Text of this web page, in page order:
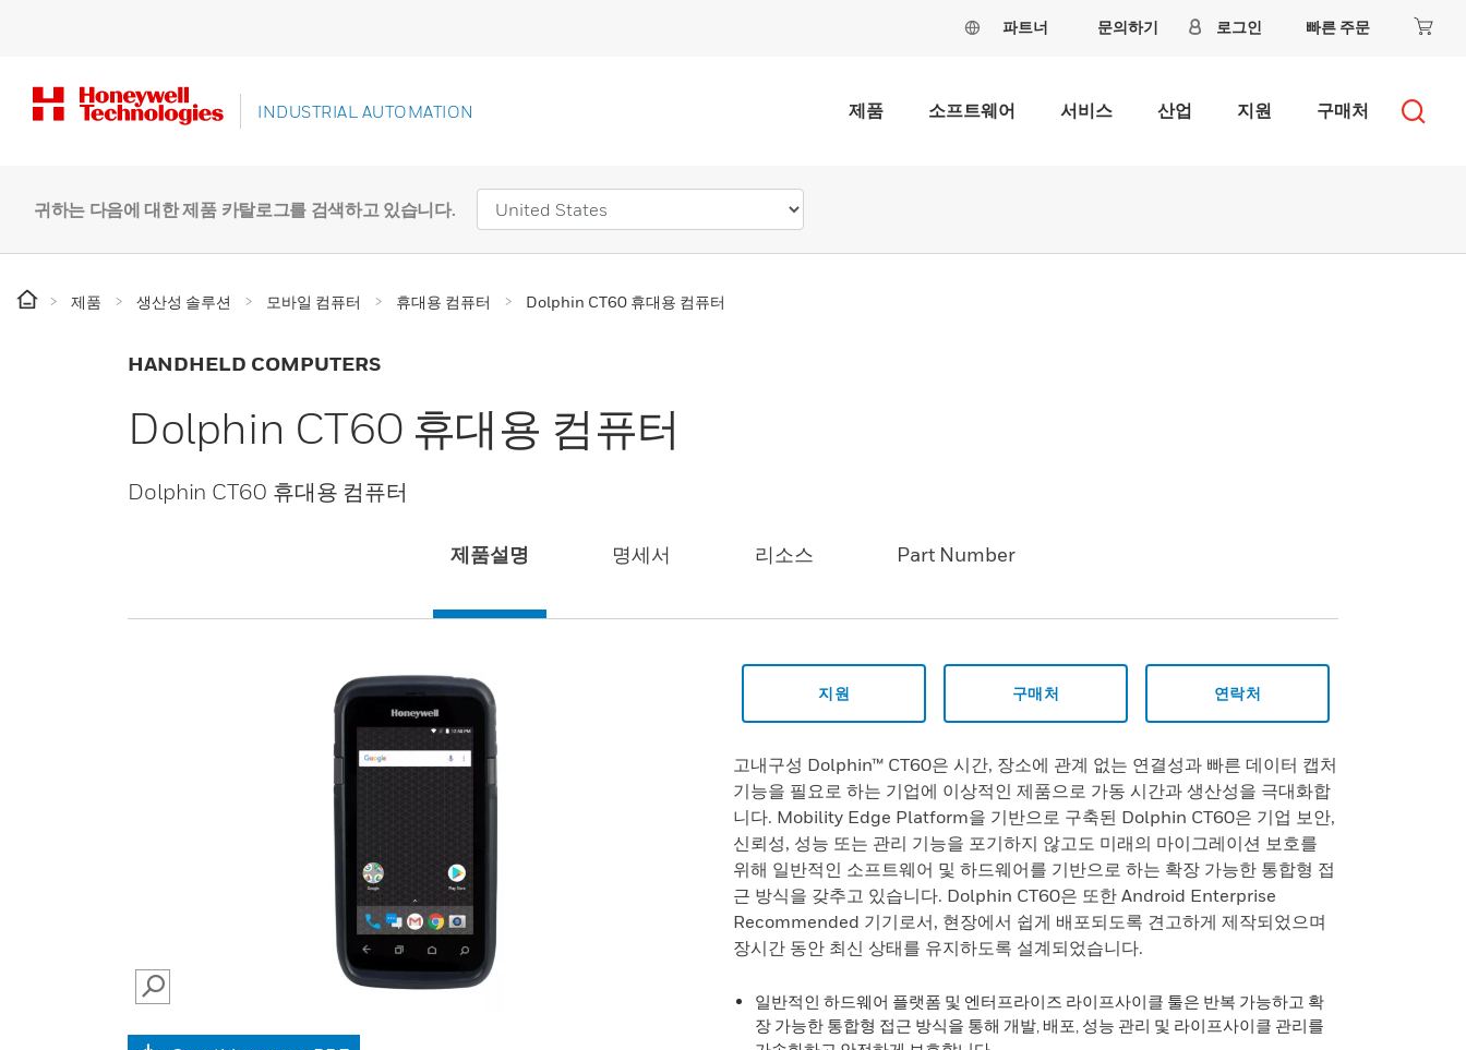
파트너 문의하기 로그인 빠른 주문
INDUSTRIAL AUTOMATION 제품 소프트웨어 서비스 산업 지원 구매처
귀하는 다음에 대한 제품 카탈로그를 검색하고 있습니다.
제품 생산성 솔루션 모바일 컴퓨터 휴대용 컴퓨터 Dolphin CT60 휴대용 컴퓨터
HANDHELD COMPUTERS
Dolphin CT60 휴대용 컴퓨터
Dolphin CT60 휴대용 컴퓨터
제품설명 명세서 리소스 Part Number
SEARCH
지원 구매처 연락처
고내구성 Dolphin™ CT60은 시간, 장소에 관계 없는 연결성과 빠른 데이터 캡처
기능을 필요로 하는 기업에 이상적인 제품으로 가동 시간과 생산성을 극대화합
니다. Mobility Edge Platform을 기반으로 구축된 Dolphin CT60은 기업 보안,
신뢰성, 성능 또는 관리 기능을 포기하지 않고도 미래의 마이그레이션 보호를
위해 일반적인 소프트웨어 및 하드웨어를 기반으로 하는 확장 가능한 통합형 접
근 방식을 갖추고 있습니다. Dolphin CT60은 또한 Android Enterprise
Recommended 기기로서, 현장에서 쉽게 배포되도록 견고하게 제작되었으며
장시간 동안 최신 상태를 유지하도록 설계되었습니다.
일반적인 하드웨어 플랫폼 및 엔터프라이즈 라이프사이클 툴은 반복 가능하고 확
장 가능한 통합형 접근 방식을 통해 개발, 배포, 성능 관리 및 라이프사이클 관리를